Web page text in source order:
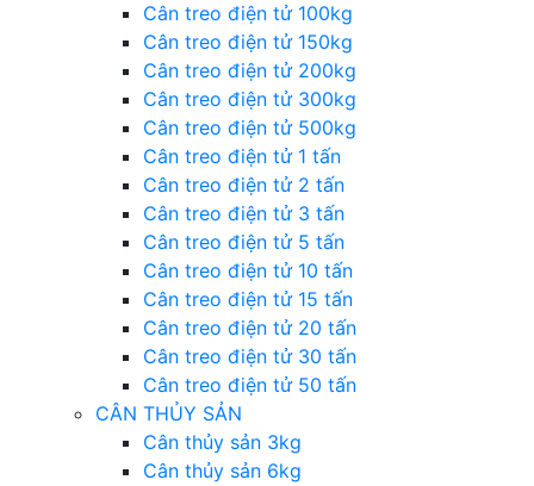
Cân treo điện tử 100kg
Cân treo điện tử 150kg
Cân treo điện tử 200kg
Cân treo điện tử 300kg
Cân treo điện tử 500kg
Cân treo điện tử 1 tấn
Cân treo điện tử 2 tấn
Cân treo điện tử 3 tấn
Cân treo điện tử 5 tấn
Cân treo điện tử 10 tấn
Cân treo điện tử 15 tấn
Cân treo điện tử 20 tấn
Cân treo điện tử 30 tấn
Cân treo điện tử 50 tấn
CÂN THỦY SẢN
Cân thủy sản 3kg
Cân thủy sản 6kg